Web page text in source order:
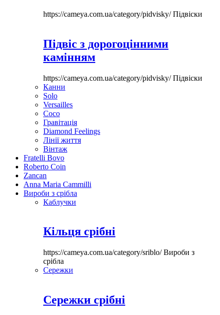
https://cameya.com.ua/category/pidvisky/Підвіски
Підвіс з дорогоцінними
камінням
https://cameya.com.ua/category/pidvisky/Підвіски
Канни
Solo
Versailles
Coco
Гравітація
Diamond Feelings
Лінії життя
Вінтаж
Fratelli Bovo
Roberto Coin
Zancan
Anna Maria Cammilli
Вироби з срібла
Каблучки
Кільця срібні
https://cameya.com.ua/category/sriblo/Вироби з
срібла
Сережки
Сережки срібні